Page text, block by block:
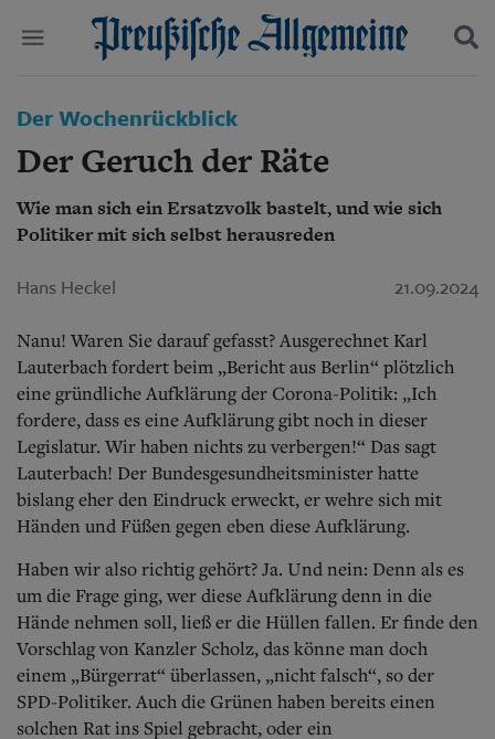
Start
Wer wir sind
Aktuelle Ausgabe
Abonnenten-Login
Abonnent werden
Abo Prämien
Archiv
Mediadaten
Politik
Wirtschaft
Gesellschaft
Leben
Berlin-Brandenburg
Schlesien
Danzig und Westpreußen
Bücher
Kontakt
Impressum
Datenschutz
Suchen und finden
Der Wochenrückblick
Der Geruch der Räte
Wie man sich ein Ersatzvolk bastelt, und wie sich
Politiker mit sich selbst herausreden
Hans Heckel 21.09.2024
Nanu! Waren Sie darauf gefasst? Ausgerechnet Karl
Lauterbach fordert beim „Bericht aus Berlin“ plötzlich
eine gründliche Aufklärung der Corona-Politik: „Ich
fordere, dass es eine Aufklärung gibt noch in dieser
Legislatur. Wir haben nichts zu verbergen!“ Das sagt
Lauterbach! Der Bundesgesundheitsminister hatte
bislang eher den Eindruck erweckt, er wehre sich mit
Händen und Füßen gegen eben diese Aufklärung.
Haben wir also richtig gehört? Ja. Und nein: Denn als es
um die Frage ging, wer diese Aufklärung denn in die
Hände nehmen soll, ließ er die Hüllen fallen. Er finde den
Vorschlag von Kanzler Scholz, das könne man doch
einem „Bürgerrat“ überlassen, „nicht falsch“, so der
SPD-Politiker. Auch die Grünen haben bereits einen
solchen Rat ins Spiel gebracht, oder ein